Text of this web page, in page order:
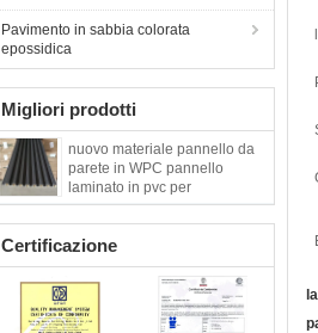
Pavimento in sabbia colorata
epossidica
Migliori prodotti
nuovo materiale pannello da
parete in WPC pannello
laminato in pvc per
decorazioni interne pannello
da parete 3D fabbrica vendita
Certificazione